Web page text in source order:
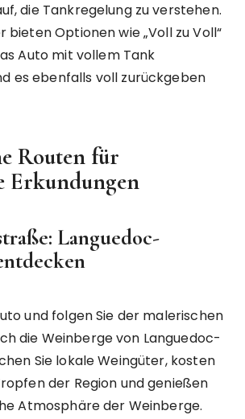
die Tankregelung zu verstehen.
bieten Optionen wie „Voll zu Voll“
Auto mit vollem Tank
es ebenfalls voll zurückgeben
Routen für
Erkundungen
Languedoc-
und folgen Sie der malerischen
die Weinberge von Languedoc-
Sie lokale Weingüter, kosten
der Region und genießen
Atmosphäre der Weinberge.